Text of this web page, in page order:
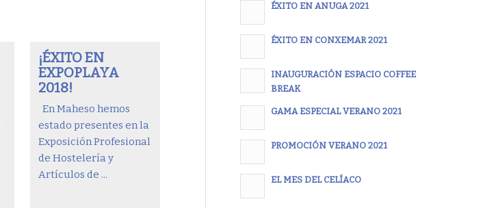
¡ÉXITO EN
EXPOPLAYA
2018!
En Maheso hemos
estado presentes en la
Exposición Profesional
de Hostelería y
Artículos de ...
ÉXITO EN ANUGA 2021
ÉXITO EN CONXEMAR 2021
INAUGURACIÓN ESPACIO COFFEE
BREAK
GAMA ESPECIAL VERANO 2021
PROMOCIÓN VERANO 2021
EL MES DEL CELÍACO